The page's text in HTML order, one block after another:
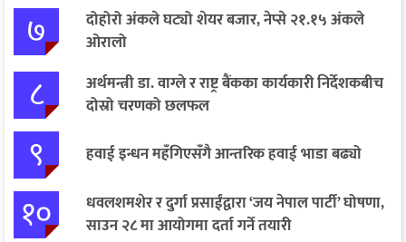
७
दोहोरो अंकले घट्यो शेयर बजार, नेप्से २१.१५ अंकले
ओरालो
८
अर्थमन्त्री डा. वाग्ले र राष्ट्र बैंकका कार्यकारी निर्देशकबीच
दोस्रो चरणको छलफल
९ हवाई इन्धन महँगिएसँगै आन्तरिक हवाई भाडा बढ्यो
१०
धवलशमशेर र दुर्गा प्रसाईंद्वारा ‘जय नेपाल पार्टी’ घोषणा,
साउन २८ मा आयोगमा दर्ता गर्ने तयारी